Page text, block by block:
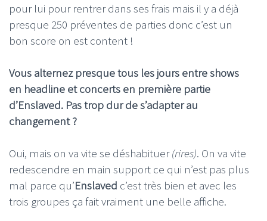
pour lui pour rentrer dans ses frais mais il y a déjà
presque 250 préventes de parties donc c’est un
bon score on est content !
Vous alternez presque tous les jours entre shows
en headline et concerts en première partie
d’Enslaved. Pas trop dur de s’adapter au
changement ?
Oui, mais on va vite se déshabituer(rires). On va vite
redescendre en main support ce qui n’est pas plus
mal parce qu’Enslaved c’est très bien et avec les
trois groupes ça fait vraiment une belle affiche.